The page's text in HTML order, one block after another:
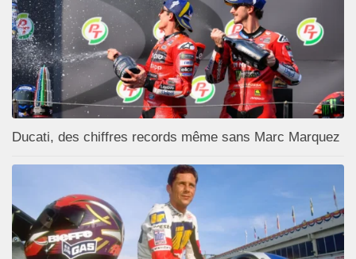
Ducati, des chiffres records même sans Marc Marquez